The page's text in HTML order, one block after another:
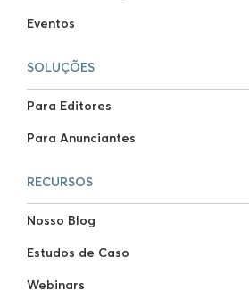
Eventos
SOLUÇÕES
Para Editores
Para Anunciantes
RECURSOS
Nosso Blog
Estudos de Caso
Webinars